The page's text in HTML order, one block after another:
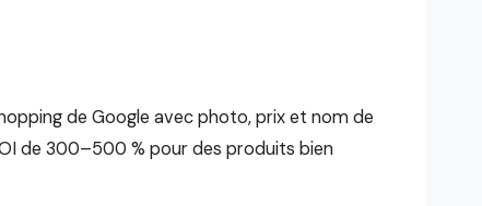
de Google avec photo, prix et nom de
de 300–500 % pour des produits bien